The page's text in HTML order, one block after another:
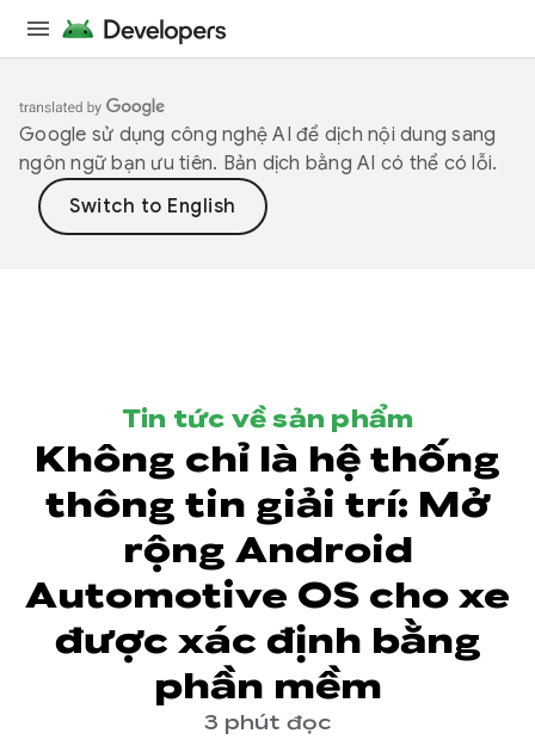
Google sử dụng công nghệ AI để dịch nội dung sang
ngôn ngữ bạn ưu tiên. Bản dịch bằng AI có thể có lỗi.
Tin tức về sản phẩm
Không chỉ là hệ thống
thông tin giải trí: Mở
rộng Android
Automotive OS cho xe
được xác định bằng
phần mềm
3 phút đọc